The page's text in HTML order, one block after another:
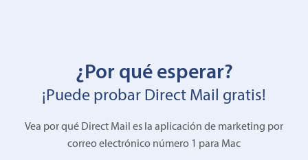
¿Por qué esperar?
¡Puede probar Direct Mail gratis!
Vea por qué Direct Mail es la aplicación de marketing por
correo electrónico número 1 para Mac